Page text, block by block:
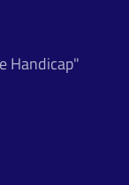
Handicap"